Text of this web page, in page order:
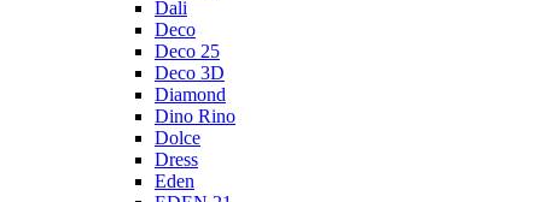
Dali
Deco
Deco 25
Deco 3D
Diamond
Dino Rino
Dolce
Dress
Eden